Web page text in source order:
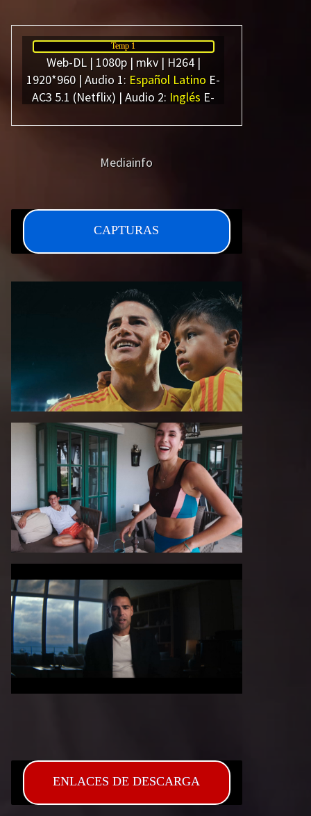
¿COMO DESCARGAR?
TIPOS DE CALIDADES
VIP
Temp 1
Web-DL | 1080p | mkv | H264 |
1920*960 | Audio 1: Español Latino E-
AC3 5.1 (Netflix) | Audio 2: Inglés E-
Peso: 2.21 GB xCap Aprx (4/4 Capítulos
Mediainfo
CAPTURAS
ENLACES DE DESCARGA